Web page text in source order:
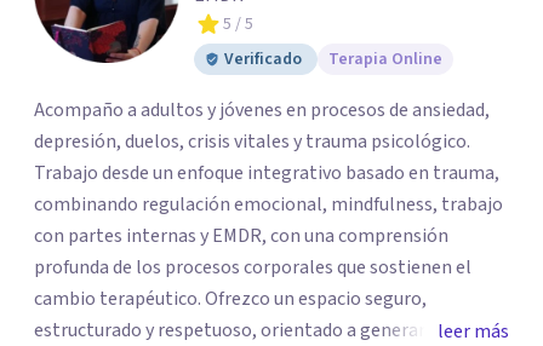
5 / 5
Verificado
Terapia Online
Acompaño a adultos y jóvenes en procesos de ansiedad,
depresión, duelos, crisis vitales y trauma psicológico.
Trabajo desde un enfoque integrativo basado en trauma,
combinando regulación emocional, mindfulness, trabajo
con partes internas y EMDR, con una comprensión
profunda de los procesos corporales que sostienen el
cambio terapéutico. Ofrezco un espacio seguro,
estructurado y respetuoso, orientado a generar
leer más